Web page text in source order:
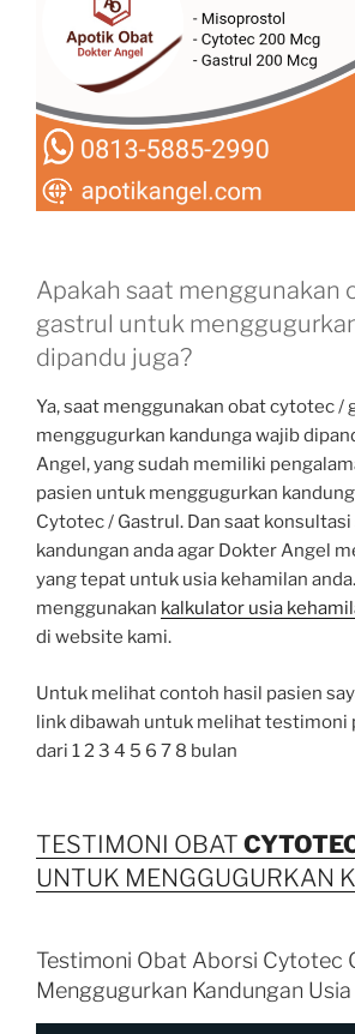
Apakah saat menggunakan
gastrul untuk
dipandu juga?
Ya, saat menggunakan obat cytotec /
menggugurkan kandunga wajib
Angel, yang sudah memiliki
pasien untuk menggugurkan
Cytotec / Gastrul. Dan saat
kandungan anda agar Dokter Angel
yang tepat untuk usia kehamilan
menggunakan kalkulator usia
di website kami.
Untuk melihat contoh hasil pasien
link dibawah untuk melihat testimoni
dari 1 2 3 4 5 6 7 8 bulan
TESTIMONI OBAT
UNTUK MENGGUGURKAN
Testimoni Obat Aborsi Cytotec
Menggugurkan Kandungan Usia